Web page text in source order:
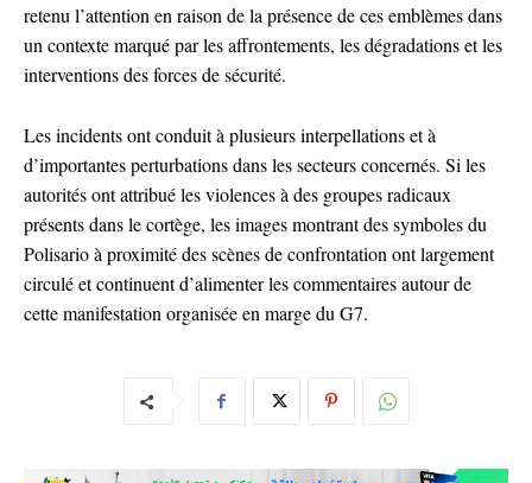
retenu l’attention en raison de la présence de ces emblèmes dans
un contexte marqué par les affrontements, les dégradations et les
interventions des forces de sécurité.
Les incidents ont conduit à plusieurs interpellations et à
d’importantes perturbations dans les secteurs concernés. Si les
autorités ont attribué les violences à des groupes radicaux
présents dans le cortège, les images montrant des symboles du
Polisario à proximité des scènes de confrontation ont largement
circulé et continuent d’alimenter les commentaires autour de
cette manifestation organisée en marge du G7.